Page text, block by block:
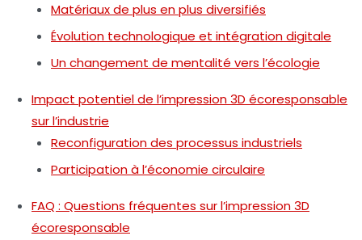
Matériaux de plus en plus diversifiés
Évolution technologique et intégration digitale
Un changement de mentalité vers l’écologie
Impact potentiel de l’impression 3D écoresponsable
sur l’industrie
Reconfiguration des processus industriels
Participation à l’économie circulaire
FAQ : Questions fréquentes sur l’impression 3D
écoresponsable